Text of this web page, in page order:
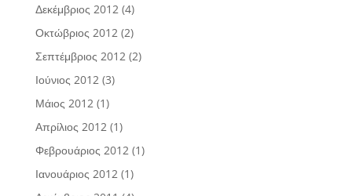
Δεκέμβριος 2012(4)
Οκτώβριος 2012(2)
Σεπτέμβριος 2012(2)
Ιούνιος 2012(3)
Μάιος 2012(1)
Απρίλιος 2012(1)
Φεβρουάριος 2012(1)
Ιανουάριος 2012(1)